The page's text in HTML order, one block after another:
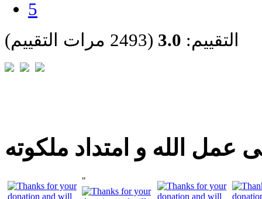
5
التقييم: 3.0 (2493 مرات التقييم)
عمل الله و امتداد ملكوته
"